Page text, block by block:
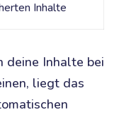
Inhalte
deine Inhalte bei
liegt das